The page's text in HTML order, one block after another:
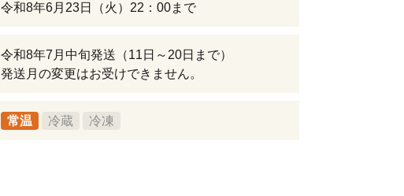
令和8年6月23日（火）22：00まで
令和8年7月中旬発送（11日～20日まで）
発送月の変更はお受けできません。
常温 冷蔵 冷凍